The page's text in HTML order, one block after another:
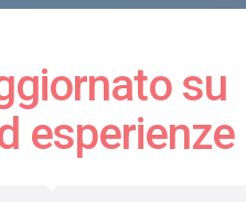
su
esperienze